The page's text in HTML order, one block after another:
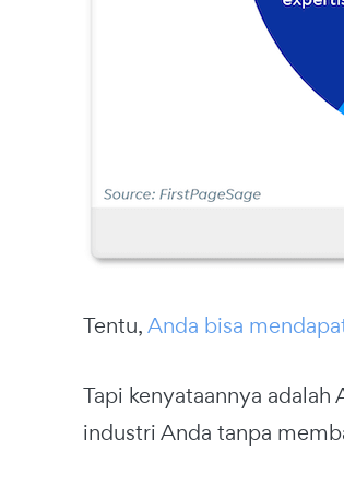
Tentu,Anda bisa
Tapi kenyataannya
industri Anda tanpa